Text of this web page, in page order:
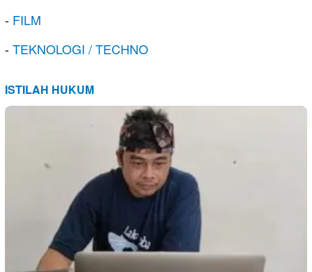
- FILM
-TEKNOLOGI / TECHNO
ISTILAH HUKUM